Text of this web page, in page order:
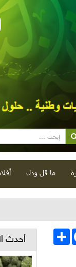
ما قل ودل
انشر
أحدث